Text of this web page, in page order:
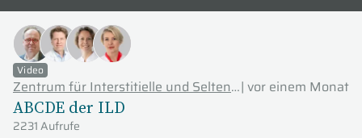
Video
Zentrum für Interstitielle und Seltene Lungenerkrankungen (ZISL) - Justus-Liebig-Universität Gießen| vor einem Monat
ABCDE der ILD
2231 Aufrufe